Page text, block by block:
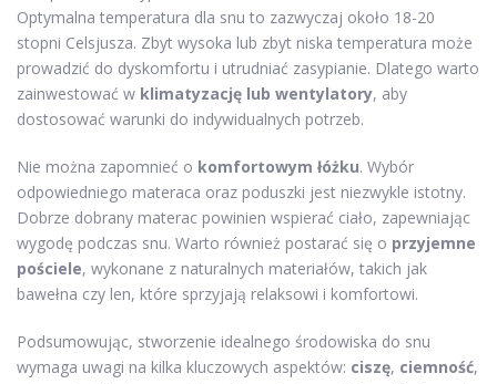
Optymalna temperatura dla snu to zazwyczaj około 18-20
stopni Celsjusza. Zbyt wysoka lub zbyt niska temperatura może
prowadzić do dyskomfortu i utrudniać zasypianie. Dlatego warto
zainwestować w klimatyzację lub wentylatory, aby
dostosować warunki do indywidualnych potrzeb.
Nie można zapomnieć o komfortowym łóżku. Wybór
odpowiedniego materaca oraz poduszki jest niezwykle istotny.
Dobrze dobrany materac powinien wspierać ciało, zapewniając
wygodę podczas snu. Warto również postarać się o przyjemne
pościele, wykonane z naturalnych materiałów, takich jak
bawełna czy len, które sprzyjają relaksowi i komfortowi.
Podsumowując, stworzenie idealnego środowiska do snu
wymaga uwagi na kilka kluczowych aspektów: ciszę, ciemność,